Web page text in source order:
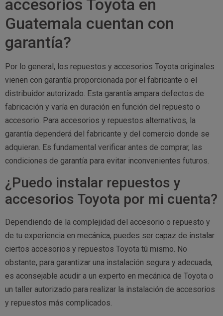
accesorios Toyota en
Guatemala cuentan con
garantía?
Por lo general, los repuestos y accesorios Toyota originales
vienen con garantía proporcionada por el fabricante o el
distribuidor autorizado. Esta garantía ampara defectos de
fabricación y varía en duración en función del repuesto o
accesorio. Para accesorios y repuestos alternativos, la
garantía dependerá del fabricante y del comercio donde se
adquieran. Es fundamental verificar antes de comprar, las
condiciones de garantía para evitar inconvenientes futuros.
¿Puedo instalar repuestos y
accesorios Toyota por mi cuenta?
Dependiendo de la complejidad del accesorio o repuesto y
de tu experiencia en mecánica, puedes ser capaz de instalar
ciertos accesorios y repuestos Toyota tú mismo. No
obstante, para garantizar una instalación segura y adecuada,
es aconsejable acudir a un experto en mecánica de Toyota o
un taller autorizado para realizar la instalación de accesorios
y repuestos más complicados.